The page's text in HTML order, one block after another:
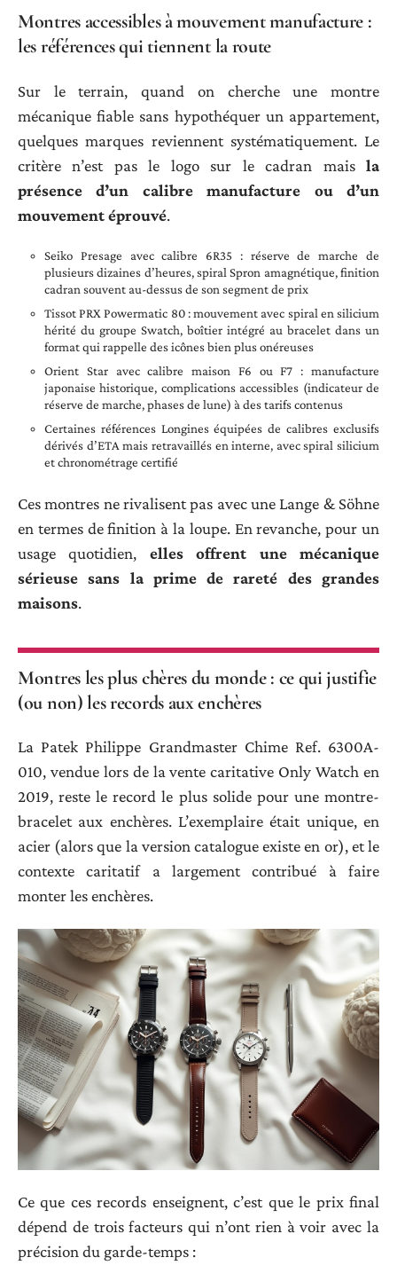
Montres accessibles à mouvement manufacture :
les références qui tiennent la route
Sur le terrain, quand on cherche une montre
mécanique fiable sans hypothéquer un appartement,
quelques marques reviennent systématiquement. Le
critère n’est pas le logo sur le cadran mais la
présence d’un calibre manufacture ou d’un
mouvement éprouvé.
Seiko Presage avec calibre 6R35 : réserve de marche de
plusieurs dizaines d’heures, spiral Spron amagnétique, finition
cadran souvent au-dessus de son segment de prix
Tissot PRX Powermatic 80 : mouvement avec spiral en silicium
hérité du groupe Swatch, boîtier intégré au bracelet dans un
format qui rappelle des icônes bien plus onéreuses
Orient Star avec calibre maison F6 ou F7 : manufacture
japonaise historique, complications accessibles (indicateur de
réserve de marche, phases de lune) à des tarifs contenus
Certaines références Longines équipées de calibres exclusifs
dérivés d’ETA mais retravaillés en interne, avec spiral silicium
et chronométrage certifié
Ces montres ne rivalisent pas avec une Lange & Söhne
en termes de finition à la loupe. En revanche, pour un
usage quotidien, elles offrent une mécanique
sérieuse sans la prime de rareté des grandes
maisons.
Montres les plus chères du monde : ce qui justifie
(ou non) les records aux enchères
La Patek Philippe Grandmaster Chime Ref. 6300A-
010, vendue lors de la vente caritative Only Watch en
2019, reste le record le plus solide pour une montre-
bracelet aux enchères. L’exemplaire était unique, en
acier (alors que la version catalogue existe en or), et le
contexte caritatif a largement contribué à faire
monter les enchères.
Ce que ces records enseignent, c’est que le prix final
dépend de trois facteurs qui n’ont rien à voir avec la
précision du garde-temps :